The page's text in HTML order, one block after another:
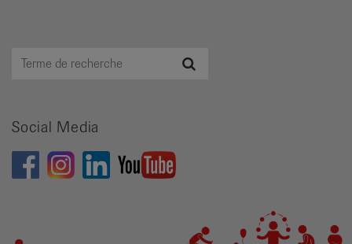
Terme
Social Media